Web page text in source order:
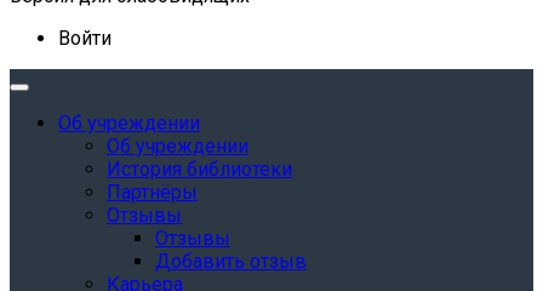
Войти
Об учреждении
Об учреждении
История библиотеки
Партнёры
Отзывы
Отзывы
Добавить отзыв
Карьера